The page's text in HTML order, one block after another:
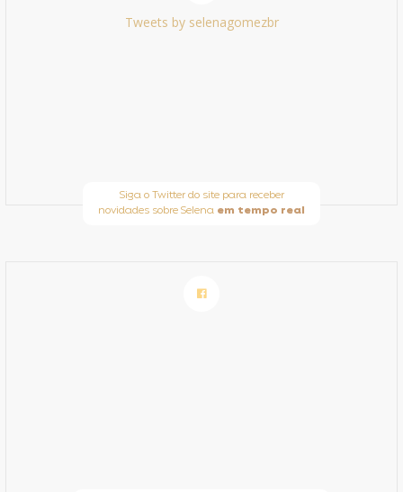
Tweets by selenagomezbr
Siga o Twitter do site para receber
novidades sobre Selena em tempo real